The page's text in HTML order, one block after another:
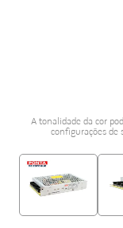
A tonalidade da cor
configurações de